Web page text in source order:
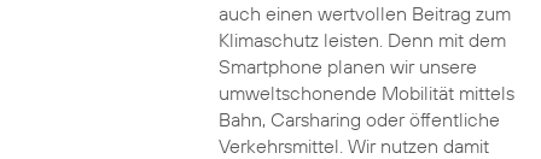
auch einen wertvollen Beitrag zum
Klimaschutz leisten. Denn mit dem
Smartphone planen wir unsere
umweltschonende Mobilität mittels
Bahn, Carsharing oder öffentliche
Verkehrsmittel. Wir nutzen damit